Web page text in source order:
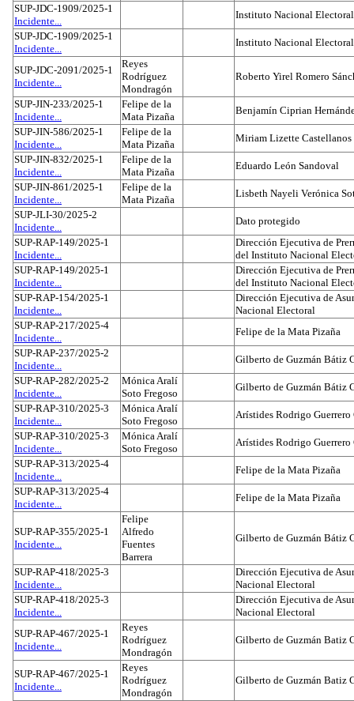
SUP-JDC-1909/2025-1
Incidente...
Instituto Nacional Electoral
SUP-JDC-1909/2025-1
Incidente...
Instituto Nacional Electoral
SUP-JDC-2091/2025-1
Incidente...
Reyes
Rodríguez
Mondragón
Roberto Yirel Romero
SUP-JIN-233/2025-1
Incidente...
Felipe de la
Mata Pizaña
Benjamín Ciprian
SUP-JIN-586/2025-1
Incidente...
Felipe de la
Mata Pizaña
Miriam Lizette Castellanos
SUP-JIN-832/2025-1
Incidente...
Felipe de la
Mata Pizaña
Eduardo León Sandoval
SUP-JIN-861/2025-1
Incidente...
Felipe de la
Mata Pizaña
Lisbeth Nayeli Verónica
SUP-JLI-30/2025-2
Incidente...
Dato protegido
SUP-RAP-149/2025-1
Incidente...
Dirección Ejecutiva de
del Instituto Nacional
SUP-RAP-149/2025-1
Incidente...
Dirección Ejecutiva de
del Instituto Nacional
SUP-RAP-154/2025-1
Incidente...
Dirección Ejecutiva de
Nacional Electoral
SUP-RAP-217/2025-4
Incidente...
Felipe de la Mata Pizaña
SUP-RAP-237/2025-2
Incidente...
Gilberto de Guzmán Bátiz
SUP-RAP-282/2025-2
Incidente...
Mónica Aralí
Soto Fregoso
Gilberto de Guzmán Bátiz
SUP-RAP-310/2025-3
Incidente...
Mónica Aralí
Soto Fregoso
Arístides Rodrigo Guerrero
SUP-RAP-310/2025-3
Incidente...
Mónica Aralí
Soto Fregoso
Arístides Rodrigo Guerrero
SUP-RAP-313/2025-4
Incidente...
Felipe de la Mata Pizaña
SUP-RAP-313/2025-4
Incidente...
Felipe de la Mata Pizaña
SUP-RAP-355/2025-1
Incidente...
Felipe
Alfredo
Fuentes
Barrera
Gilberto de Guzmán Bátiz
SUP-RAP-418/2025-3
Incidente...
Dirección Ejecutiva de
Nacional Electoral
SUP-RAP-418/2025-3
Incidente...
Dirección Ejecutiva de
Nacional Electoral
SUP-RAP-467/2025-1
Incidente...
Reyes
Rodríguez
Mondragón
Gilberto de Guzmán Batiz
SUP-RAP-467/2025-1
Incidente...
Reyes
Rodríguez
Mondragón
Gilberto de Guzmán Batiz